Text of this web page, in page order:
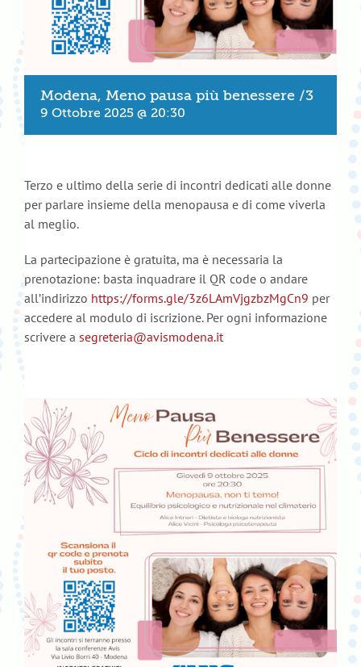
Modena, Meno pausa più benessere /3
9 Ottobre 2025 @ 20:30
Terzo e ultimo della serie di incontri dedicati alle donne
per parlare insieme della menopausa e di come viverla
al meglio.
La partecipazione è gratuita, ma è necessaria la
prenotazione: basta inquadrare il QR code o andare
all’indirizzo https://forms.gle/3z6LAmVjgzbzMgCn9 per
accedere al modulo di iscrizione. Per ogni informazione
scrivere a segreteria@avismodena.it